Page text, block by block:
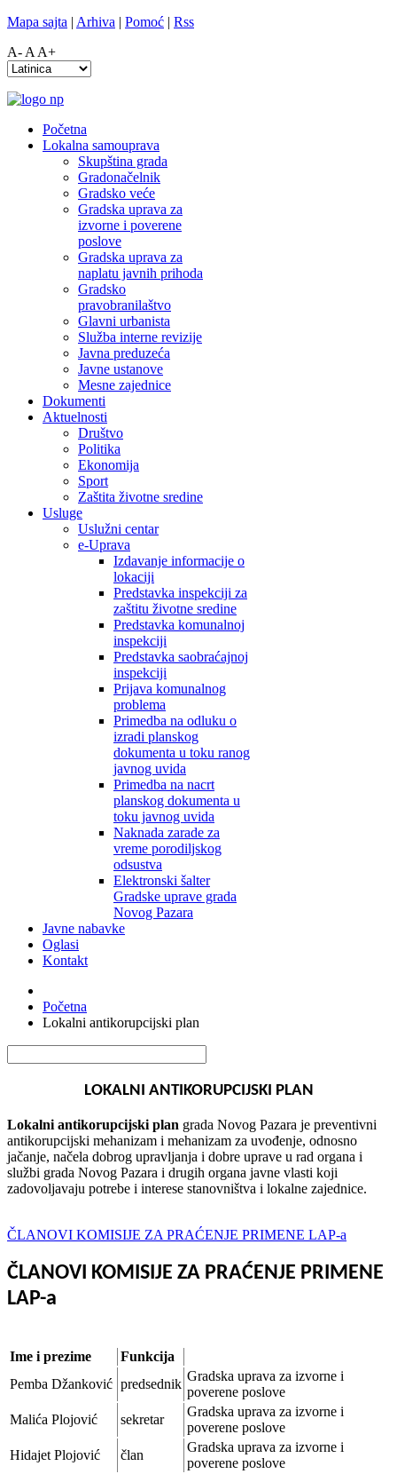
Mapa sajta | Arhiva | Pomoć | Rss
A- A A+
Početna
Lokalna samouprava
Skupština grada
Gradonačelnik
Gradsko veće
Gradska uprava za
izvorne i poverene
poslove
Gradska uprava za
naplatu javnih prihoda
Gradsko
pravobranilaštvo
Glavni urbanista
Služba interne revizije
Javna preduzeća
Javne ustanove
Mesne zajednice
Dokumenti
Aktuelnosti
Društvo
Politika
Ekonomija
Sport
Zaštita životne sredine
Usluge
Uslužni centar
e-Uprava
Izdavanje informacije o
lokaciji
Predstavka inspekciji za
zaštitu životne sredine
Predstavka komunalnoj
inspekciji
Predstavka saobraćajnoj
inspekciji
Prijava komunalnog
problema
Primedba na odluku o
izradi planskog
dokumenta u toku ranog
javnog uvida
Primedba na nacrt
planskog dokumenta u
toku javnog uvida
Naknada zarade za
vreme porodiljskog
odsustva
Elektronski šalter
Gradske uprave grada
Novog Pazara
Javne nabavke
Oglasi
Kontakt
Početna
Lokalni antikorupcijski plan
LOKALNI ANTIKORUPCIJSKI PLAN
Lokalni antikorupcijski plan grada Novog Pazara je preventivni
antikorupcijski mehanizam i mehanizam za uvođenje, odnosno
jačanje, načela dobrog upravljanja i dobre uprave u rad organa i
službi grada Novog Pazara i drugih organa javne vlasti koji
zadovoljavaju potrebe i interese stanovništva i lokalne zajednice.
ČLANOVI KOMISIJE ZA PRAĆENJE PRIMENE LAP-a
ČLANOVI KOMISIJE ZA PRAĆENJE PRIMENE
LAP-a
Ime i prezime
Funkcija
Pemba Džanković predsednik
Gradska uprava za izvorne i
poverene poslove
Malića Plojović
sekretar
Gradska uprava za izvorne i
poverene poslove
Hidajet Plojović
član
Gradska uprava za izvorne i
poverene poslove